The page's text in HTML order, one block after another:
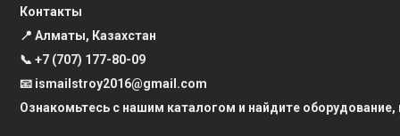
Контакты
📍 Алматы, Казахстан
📞 +7 (707) 177-80-09
📧 ismailstroy2016@gmail.com
Ознакомьтесь с нашим каталогом и найдите